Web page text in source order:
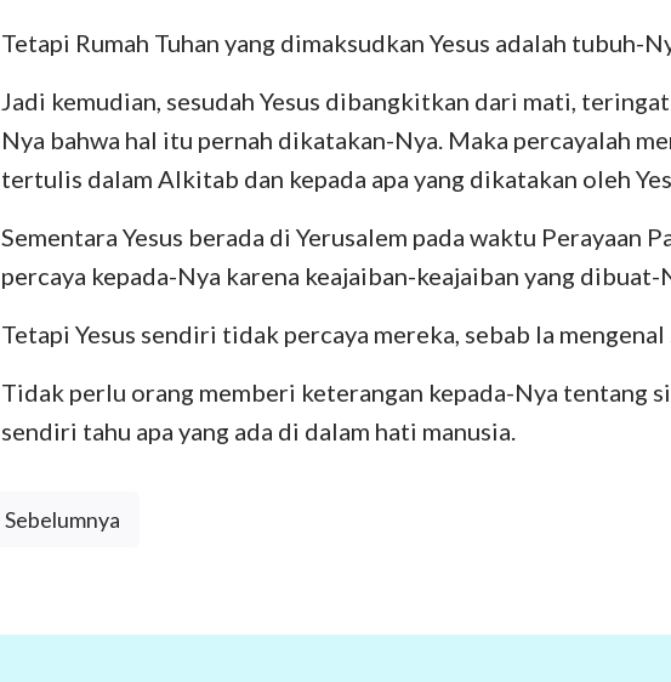
Tetapi Rumah Tuhan yang dimaksudkan Yesus adalah tubuh-
Jadi kemudian, sesudah Yesus dibangkitkan dari mati,
Nya bahwa hal itu pernah dikatakan-Nya. Maka percayalah
tertulis dalam Alkitab dan kepada apa yang dikatakan oleh
Sementara Yesus berada di Yerusalem pada waktu Perayaan
percaya kepada-Nya karena keajaiban-keajaiban yang dibuat-
Tetapi Yesus sendiri tidak percaya mereka, sebab Ia mengenal
Tidak perlu orang memberi keterangan kepada-Nya tentang
sendiri tahu apa yang ada di dalam hati manusia.
Sebelumnya